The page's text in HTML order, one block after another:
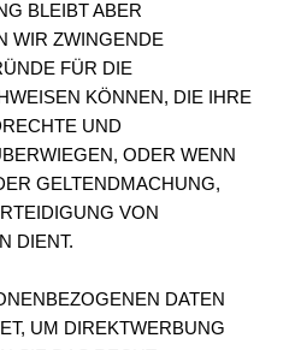
BLEIBT ABER
WIR ZWINGENDE
FÜR DIE
KÖNNEN, DIE IHRE
UND
ODER WENN
GELTENDMACHUNG,
VON
DIENT.
DATEN
UM DIREKTWERBUNG